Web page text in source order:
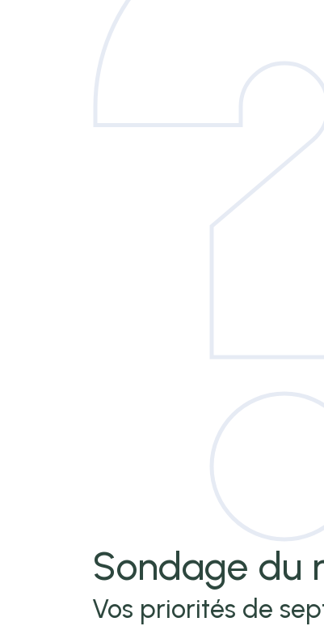
Sondage du
Vos priorités de